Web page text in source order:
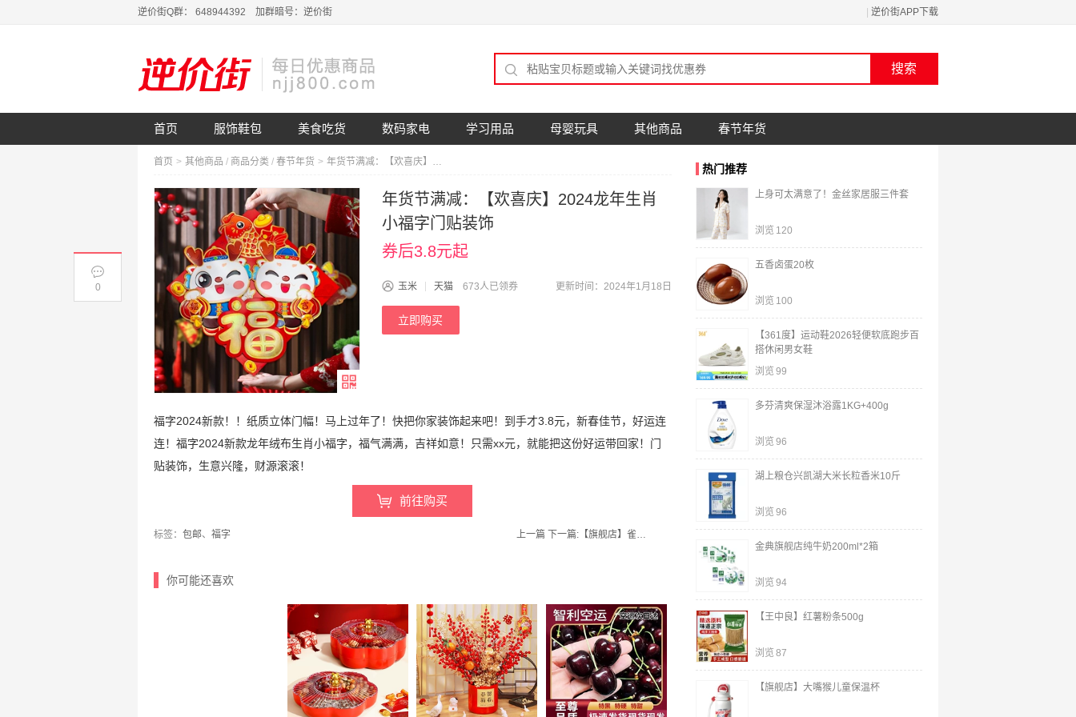
逆价街Q群： 648944392 加群暗号：逆价街 逆价街APP下载
首页 服饰鞋包 美食吃货 数码家电 学习用品 母婴玩具 其他商品 春节年货
首页 > 其他商品 / 商品分类 / 春节年货 > 年货节满减：【欢喜庆】2024龙年生肖小福字门贴装饰
年货节满减：【欢喜庆】2024龙年生肖
小福字门贴装饰
券后3.8元起
玉米 天猫 673人已领券 更新时间：2024年1月18日
立即购买
福字2024新款！！纸质立体门幅！马上过年了！快把你家装饰起来吧！到手才3.8元，新春佳节，好运连
连！福字2024新款龙年绒布生肖小福字，福气满满，吉祥如意！只需xx元，就能把这份好运带回家！门
贴装饰，生意兴隆，财源滚滚！
前往购买
标签： 包邮、 福字 上一篇 下一篇: 【旗舰店】雀巢怡养中老年奶粉多维高钙675g*2礼盒装罐装
你可能还喜欢
热门推荐
上身可太满意了！金丝家居服三件套
浏览 120
五香卤蛋20枚
浏览 100
【361度】运动鞋2026轻便软底跑步百
搭休闲男女鞋
浏览 99
多芬清爽保湿沐浴露1KG+400g
浏览 96
湖上粮仓兴凯湖大米长粒香米10斤
浏览 96
金典旗舰店纯牛奶200ml*2箱
浏览 94
【王中良】红薯粉条500g
浏览 87
【旗舰店】大嘴猴儿童保温杯
0